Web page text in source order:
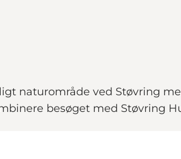
naturområde ved Støvring
besøget med Støvring